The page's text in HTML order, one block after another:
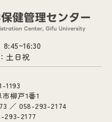
土日祝
1193
柳戸1番1
／ 058-293-2174
293-2177